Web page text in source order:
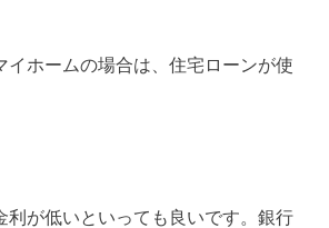
イホームの場合は、住宅ローンが使
利が低いといっても良いです。銀行